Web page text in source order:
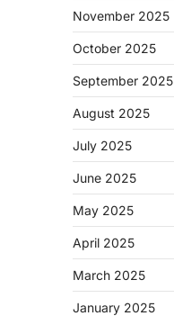
November 2025
October 2025
September 2025
August 2025
July 2025
June 2025
May 2025
April 2025
March 2025
January 2025